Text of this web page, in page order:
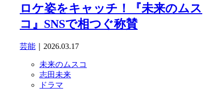
ロケ姿をキャッチ！『未来のムス
コ』SNSで相つぐ称賛
芸能 ｜2026.03.17
未来のムスコ
志田未来
ドラマ